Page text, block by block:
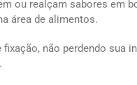
ou realçam sabores em
área de alimentos.
não perdendo sua